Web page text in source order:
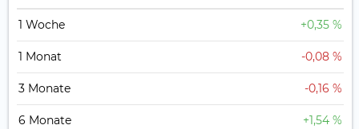
1 Woche +0,35 %
1 Monat -0,08 %
3 Monate -0,16 %
6 Monate +1,54 %